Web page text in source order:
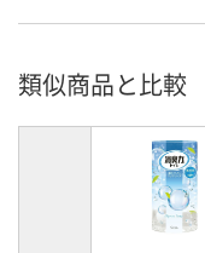
類似商品と比較